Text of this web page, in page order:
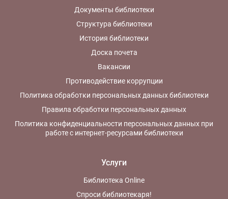
Документы библиотеки
Структура библиотеки
История библиотеки
Доска почета
Вакансии
Противодействие коррупции
Политика обработки персональных данных библиотеки
Правила обработки персональных данных
Политика конфиденциальности персональных данных при
работе с интернет-ресурсами библиотеки
Услуги
Библиотека Online
Спроси библиотекаря!